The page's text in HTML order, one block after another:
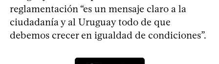
reglamentación “es un mensaje claro a la
ciudadanía y al Uruguay todo de que
debemos crecer en igualdad de condiciones”.